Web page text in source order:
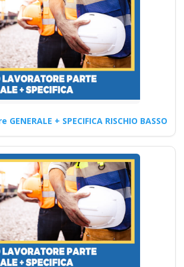
Corsi per
di Lavoro con
di RSPP (DL
SPP) Corsi DLSPP
gratis crediti
formazione
professionali cfp
grandi preventivo
impresa edile
agricola imprese
industrie aziende
imprenditore
formazione
datore
di lavoro
+ SPECIFICA RISCHIO BASSO